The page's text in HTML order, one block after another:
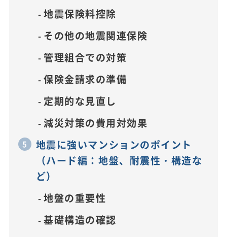
地震保険料控除
その他の地震関連保険
管理組合での対策
保険金請求の準備
定期的な見直し
減災対策の費用対効果
地震に強いマンションのポイント
（ハード編：地盤、耐震性・構造な
ど）
地盤の重要性
基礎構造の確認